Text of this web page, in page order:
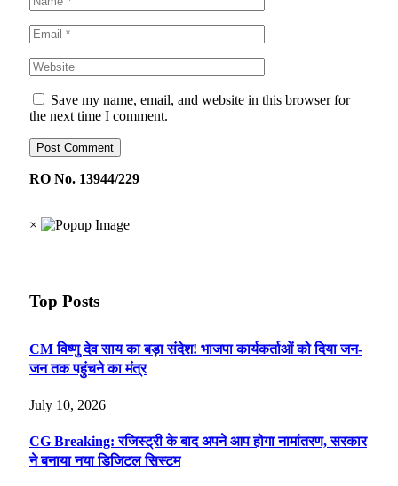
Save my name, email, and website in this browser for
the next time I comment.
RO No. 13944/229
×
Top Posts
CM विष्णु देव साय का बड़ा संदेश! भाजपा कार्यकर्ताओं को दिया जन-
जन तक पहुंचने का मंत्र
July 10, 2026
CG Breaking: रजिस्ट्री के बाद अपने आप होगा नामांतरण, सरकार
ने बनाया नया डिजिटल सिस्टम